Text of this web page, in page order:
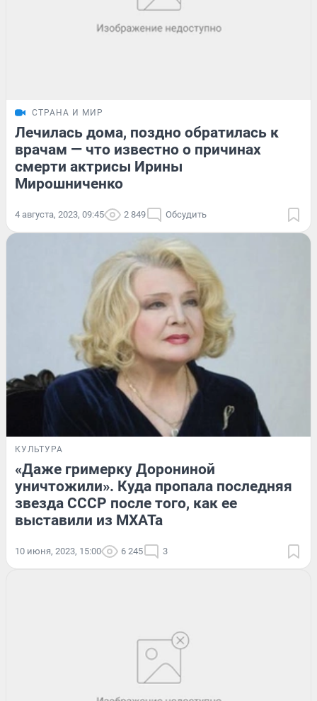
СТРАНА И МИР
Лечилась дома, поздно обратилась к
врачам — что известно о причинах
смерти актрисы Ирины
Мирошниченко
4 августа, 2023, 09:45 2 849 Обсудить
КУЛЬТУРА
«Даже гримерку Дорониной
уничтожили». Куда пропала последняя
звезда СССР после того, как ее
выставили из МХАТа
10 июня, 2023, 15:00 6 245 3